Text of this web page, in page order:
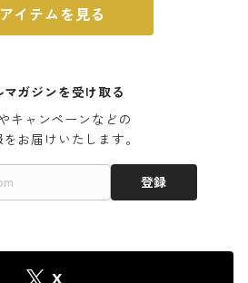
イテムを見る
マガジンを受け取る
キャンペーンなどの
お届けいたします。
登録
X